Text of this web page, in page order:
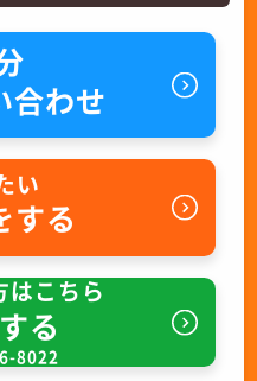
合わせ
い
する
はこちら
る
8022